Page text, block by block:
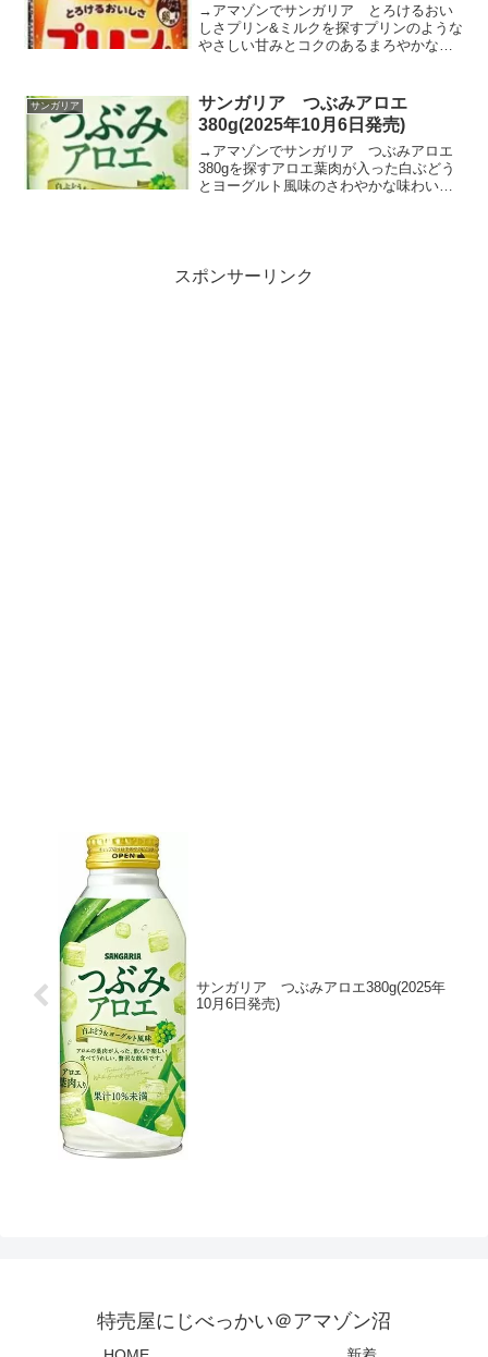
→アマゾンでサンガリア とろけるおい
しさプリン&ミルクを探すプリンのような
やさしい甘みとコクのあるまろやかな口
ミルク 500mlposted with カエレバ楽天...
サンガリア
サンガリア つぶみアロエ
380g(2025年10月6日発売)
→アマゾンでサンガリア つぶみアロエ
380gを探すアロエ葉肉が入った白ぶどう
とヨーグルト風味のさわやかな味わいで
スポンサーリンク
サンガリア つぶみアロエ380g(2025年
10月6日発売)
特売屋にじべっかい＠アマゾン沼